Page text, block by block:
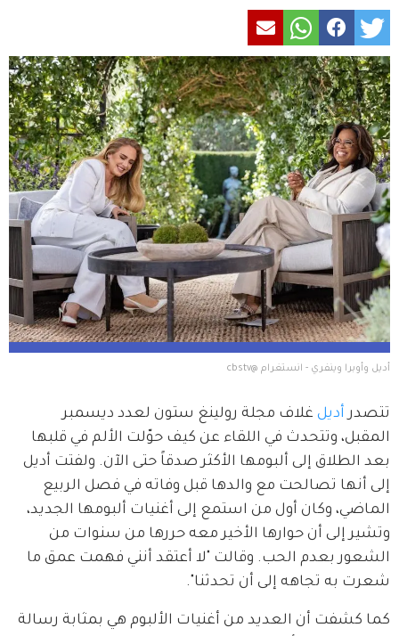
أديل وأوبرا وينفري - انستغرام @cbstv
تتصدر أديل غلاف مجلة رولينغ ستون لعدد ديسمبر
المقبل، وتتحدث في اللقاء عن كيف حوّلت الألم في قلبها
بعد الطلاق إلى ألبومها الأكثر صدقاً حتى الآن. ولفتت أديل
إلى أنها تصالحت مع والدها قبل وفاته في فصل الربيع
الماضي، وكان أول من استمع إلى أغنيات ألبومها الجديد،
وتشير إلى أن حوارها الأخير معه حررها من سنوات من
الشعور بعدم الحب. وقالت "لا أعتقد أنني فهمت عمق ما
شعرت به تجاهه إلى أن تحدثنا".
كما كشفت أن العديد من أغنيات الألبوم هي بمثابة رسالة